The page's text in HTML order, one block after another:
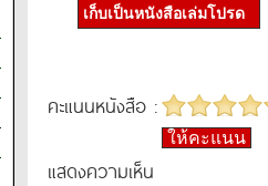
เก็บเป็นหนังสือเล่มโปรด
คะแนนหนังสือ :
ให้คะแนน
แสดงความเห็น